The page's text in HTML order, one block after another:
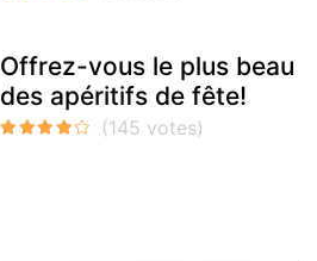
Offrez-vous le plus beau
des apéritifs de fête!